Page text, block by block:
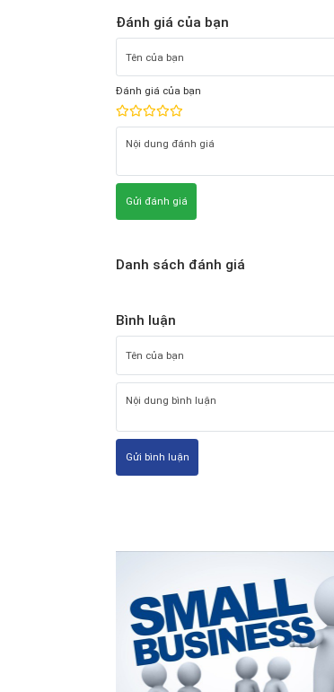
Đánh giá của bạn
Đánh giá của bạn
Gửi đánh giá
Danh sách đánh giá
Bình luận
Gửi bình luận